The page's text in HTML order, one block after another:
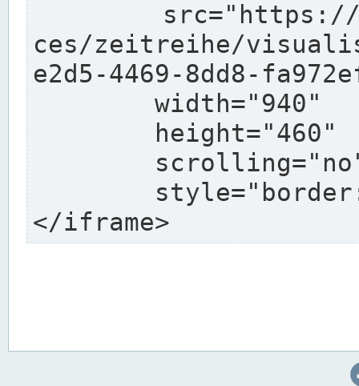
ces/zeitreihe/
e2d5-4469-8dd8-
</iframe>